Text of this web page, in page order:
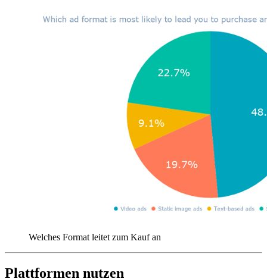
Welches Format leitet zum Kauf an
Plattformen nutzen